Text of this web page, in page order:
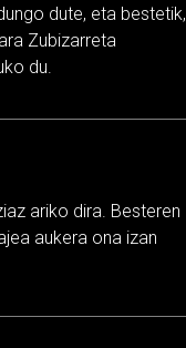
dute, eta bestetik,
Zubizarreta
du.
ariko dira. Besteren
aukera ona izan